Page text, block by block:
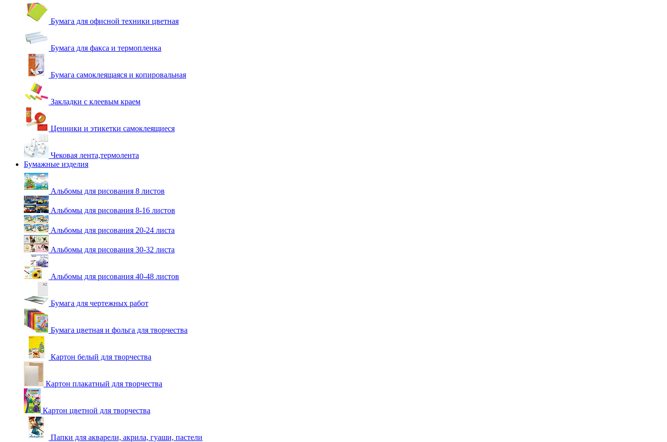
Бумага для офисной техники цветная
Бумага для факса и термопленка
Бумага самоклеящаяся и копировальная
Закладки с клеевым краем
Ценники и этикетки самоклеящиеся
Чековая лента,термолента
Бумажные изделия
Альбомы для рисования 8 листов
Альбомы для рисования 8-16 листов
Альбомы для рисования 20-24 листа
Альбомы для рисования 30-32 листа
Альбомы для рисования 40-48 листов
Бумага для чертежных работ
Бумага цветная и фольга для творчества
Картон белый для творчества
Картон плакатный для творчества
Картон цветной для творчества
Папки для акварели, акрила, гуаши, пастели